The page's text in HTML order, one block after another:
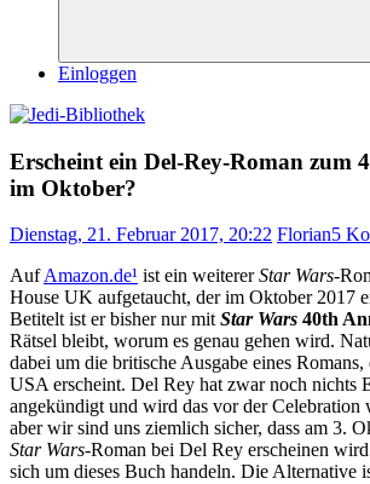
Suchen
Einloggen
Erscheint ein Del-Rey-Roman zum
im Oktober?
Dienstag, 21. Februar 2017, 20:22 Florian5
AufAmazon.de¹ ist ein weitererStar Wars-
House UK aufgetaucht, der im Oktober 2017
Betitelt ist er bisher nur mitStar Wars 40th
Rätsel bleibt, worum es genau gehen wird.
dabei um die britische Ausgabe eines
USA erscheint. Del Rey hat zwar noch nichts
angekündigt und wird das vor der Celebration
aber wir sind uns ziemlich sicher, dass am 3.
Star Wars-Roman bei Del Rey erscheinen
sich um dieses Buch handeln. Die Alternative